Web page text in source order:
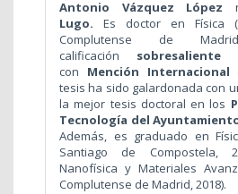
Antonio Vázquez López
Lugo. Es doctor en Física
Complutense de
calificación sobresaliente
con Mención Internacional
tesis ha sido galardonada con
la mejor tesis doctoral en los
Tecnología del
Además, es graduado en
Santiago de Compostela,
Nanofísica y Materiales
Complutense de Madrid, 2018).